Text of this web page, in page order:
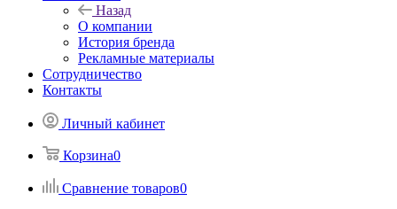
Назад
О компании
История бренда
Рекламные материалы
Сотрудничество
Контакты
Личный кабинет
Корзина0
Сравнение товаров0